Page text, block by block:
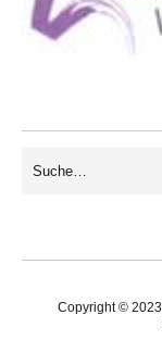
Copyright © 2023